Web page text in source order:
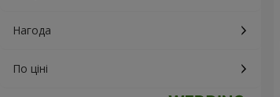
Нагода
По ціні